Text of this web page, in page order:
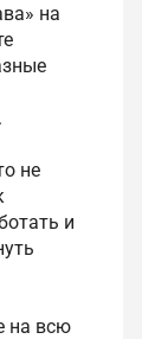
на
не
и
на всю